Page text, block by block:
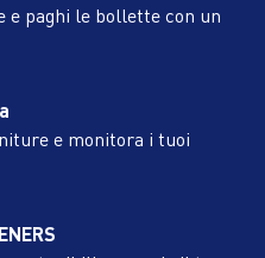
e paghi le bollette con un
e monitora i tuoi